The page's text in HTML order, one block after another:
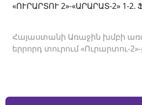
«ՈՒՐԱՐՏՈՒ 2»-«ԱՐԱՐԱՏ-2» 1-
Հայաստանի Առաջին խմբի
երրորդ տուրում «Ուրարտու-